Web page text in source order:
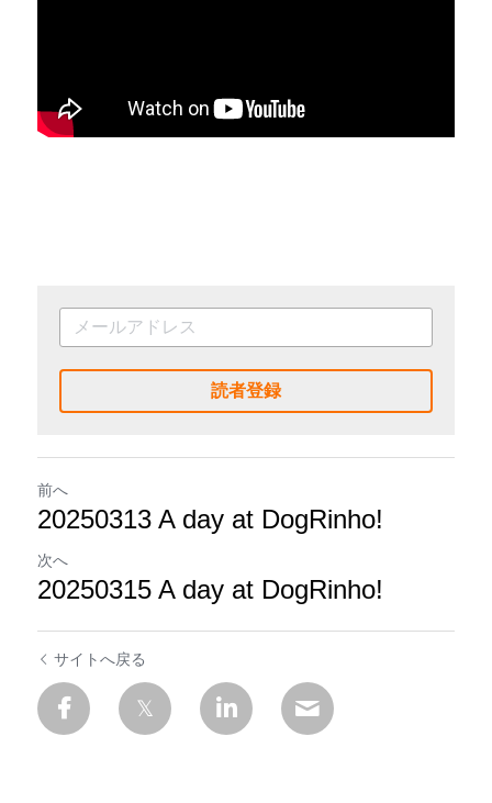
読者登録
前へ
20250313 A day at DogRinho!
次へ
20250315 A day at DogRinho!
サイトへ戻る